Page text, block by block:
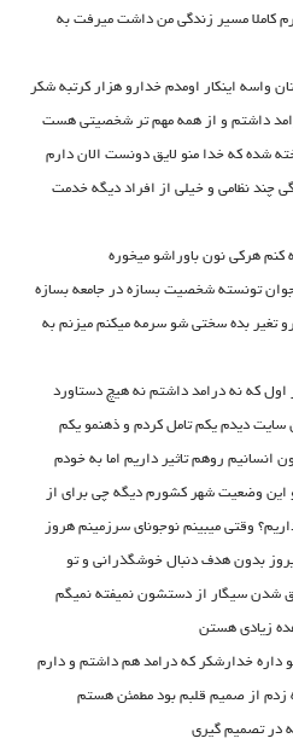
کاملا مسیر زندگی من داشت میرفت به
واسه اینکار اومدم خدارو هزار کرتبه شکر
داشتم و از همه مهم تر شخصیتی هست
شده که خدا منو لایق دونست الان دارم
چند نظامی و خیلی از افراد دیگه خدمت
کنم هرکی نون باوراشو میخوره
تونسته شخصیت بسازه در جامعه بسازه
تغیر بده سختی شو سرمه میکنم میزنم به
اول که نه درامد داشتم نه هیچ دستاورد
دیدم یکم تامل کردم و ذهنمو یکم
انسانیم روهم تاثیر داریم اما به خودم
این وضعیت شهر کشورم دیگه چی برای از
وقتی میبینم نوجونای سرزمینم هروز
بدون هدف دنبال خوشگذرانی و تو
شدن سیگار از دستشون نمیفته نمیگم
زیادی هستن
خدارشکر که درامد هم داشتم و دارم
زدم از صمیم قلبم بود مطمئن هستم
در تصمیم گیری